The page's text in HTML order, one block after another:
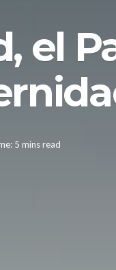
el
5 mins read